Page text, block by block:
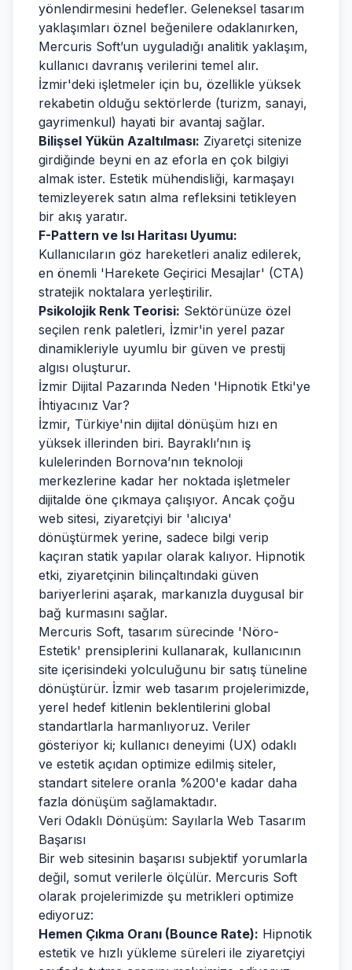
yönlendirmesini hedefler. Geleneksel tasarım
yaklaşımları öznel beğenilere odaklanırken,
Mercuris Soft’un uyguladığı analitik yaklaşım,
kullanıcı davranış verilerini temel alır.
İzmir'deki işletmeler için bu, özellikle yüksek
rekabetin olduğu sektörlerde (turizm, sanayi,
gayrimenkul) hayati bir avantaj sağlar.
Bilişsel Yükün Azaltılması: Ziyaretçi sitenize
girdiğinde beyni en az eforla en çok bilgiyi
almak ister. Estetik mühendisliği, karmaşayı
temizleyerek satın alma refleksini tetikleyen
bir akış yaratır.
F-Pattern ve Isı Haritası Uyumu:
Kullanıcıların göz hareketleri analiz edilerek,
en önemli 'Harekete Geçirici Mesajlar' (CTA)
stratejik noktalara yerleştirilir.
Psikolojik Renk Teorisi: Sektörünüze özel
seçilen renk paletleri, İzmir'in yerel pazar
dinamikleriyle uyumlu bir güven ve prestij
algısı oluşturur.
İzmir Dijital Pazarında Neden 'Hipnotik Etki'ye
İhtiyacınız Var?
İzmir, Türkiye'nin dijital dönüşüm hızı en
yüksek illerinden biri. Bayraklı’nın iş
kulelerinden Bornova’nın teknoloji
merkezlerine kadar her noktada işletmeler
dijitalde öne çıkmaya çalışıyor. Ancak çoğu
web sitesi, ziyaretçiyi bir 'alıcıya'
dönüştürmek yerine, sadece bilgi verip
kaçıran statik yapılar olarak kalıyor. Hipnotik
etki, ziyaretçinin bilinçaltındaki güven
bariyerlerini aşarak, markanızla duygusal bir
bağ kurmasını sağlar.
Mercuris Soft, tasarım sürecinde 'Nöro-
Estetik' prensiplerini kullanarak, kullanıcının
site içerisindeki yolculuğunu bir satış tüneline
dönüştürür. İzmir web tasarım projelerimizde,
yerel hedef kitlenin beklentilerini global
standartlarla harmanlıyoruz. Veriler
gösteriyor ki; kullanıcı deneyimi (UX) odaklı
ve estetik açıdan optimize edilmiş siteler,
standart sitelere oranla %200'e kadar daha
fazla dönüşüm sağlamaktadır.
Veri Odaklı Dönüşüm: Sayılarla Web Tasarım
Başarısı
Bir web sitesinin başarısı subjektif yorumlarla
değil, somut verilerle ölçülür. Mercuris Soft
olarak projelerimizde şu metrikleri optimize
ediyoruz:
Hemen Çıkma Oranı (Bounce Rate): Hipnotik
estetik ve hızlı yükleme süreleri ile ziyaretçiyi